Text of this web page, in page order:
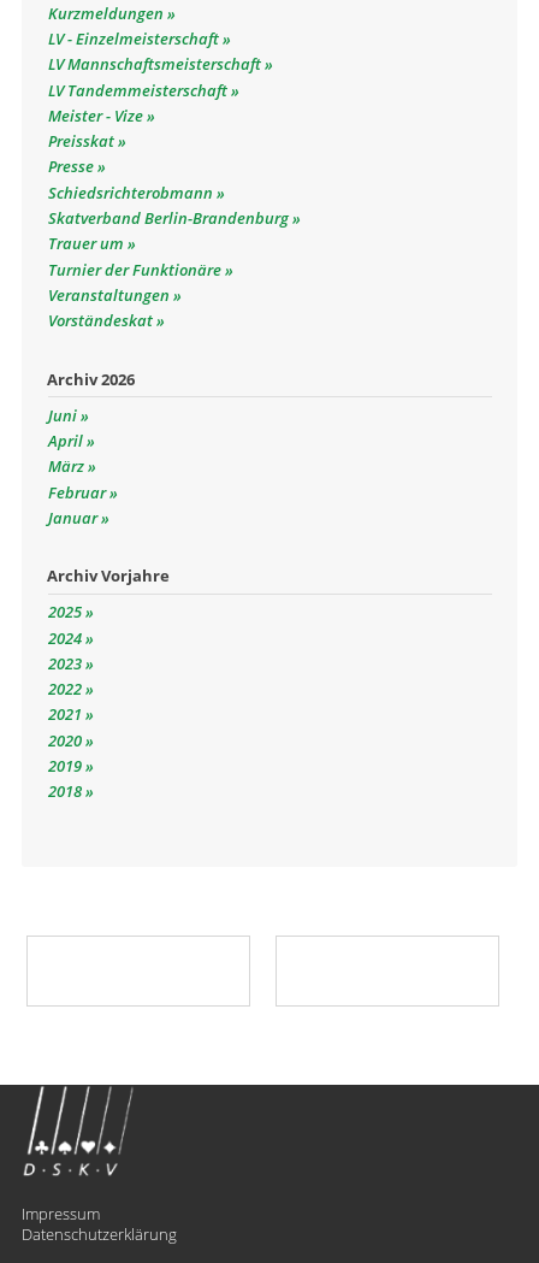
Kurzmeldungen
LV - Einzelmeisterschaft
LV Mannschaftsmeisterschaft
LV Tandemmeisterschaft
Meister - Vize
Preisskat
Presse
Schiedsrichterobmann
Skatverband Berlin-Brandenburg
Trauer um
Turnier der Funktionäre
Veranstaltungen
Vorständeskat
Archiv 2026
Juni
April
März
Februar
Januar
Archiv Vorjahre
2025
2024
2023
2022
2021
2020
2019
2018
Impressum
Datenschutzerklärung